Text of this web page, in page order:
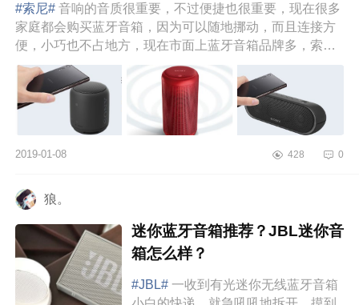
#索尼# 音响的音质很重要，不过便捷也很重要，现在很多
家庭都会购买蓝牙音箱，因为可以随地挪动，而且连接方
便，小巧也不占地方，现在市面上蓝牙音箱品牌多，索尼
就是其中一个品牌...
2019-01-08 428 0
狼。
迷你蓝牙音箱推荐？JBL迷你音
箱怎么样？
#JBL# 一收到有光迷你无线蓝牙音箱